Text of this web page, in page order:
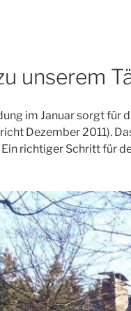
unserem
im Januar sorgt für
Dezember 2011).
richtiger Schritt für